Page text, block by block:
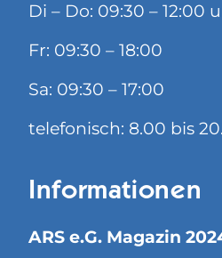
Di – Do: 09:30 – 12:00
Fr: 09:30 – 18:00
Sa: 09:30 – 17:00
telefonisch: 8.00 bis
Informationen
ARS e.G. Magazin